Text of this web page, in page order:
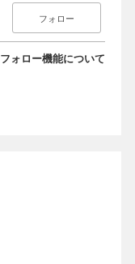
フォロー
フォロー機能について